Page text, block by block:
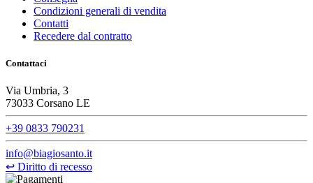
Condizioni generali di vendita
Contatti
Recedere dal contratto
Contattaci
Via Umbria, 3
73033 Corsano LE
+39 0833 790231
info@biagiosanto.it
↩ Diritto di recesso